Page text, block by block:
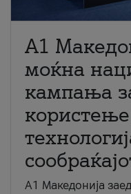
A1
моќна
кампања
A1 Македонија